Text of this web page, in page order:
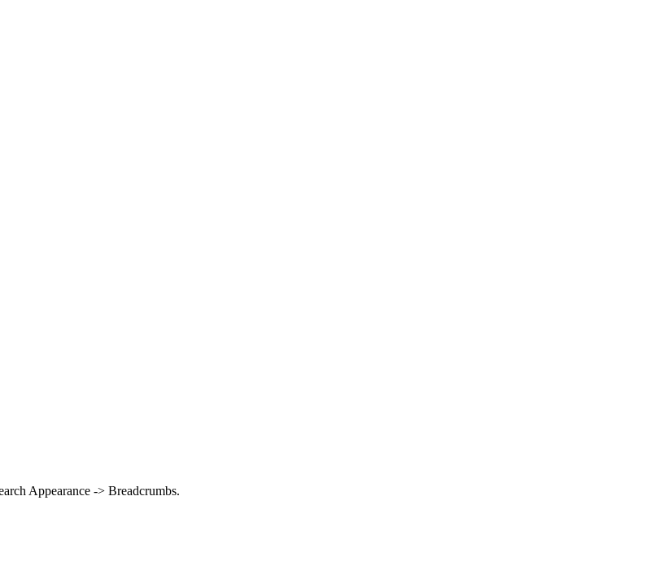
Appearance -> Breadcrumbs.